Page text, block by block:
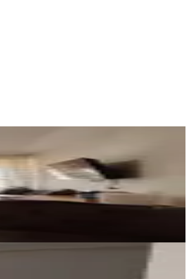
YENİ ROTA İNŞAAT EMLAK
Ara